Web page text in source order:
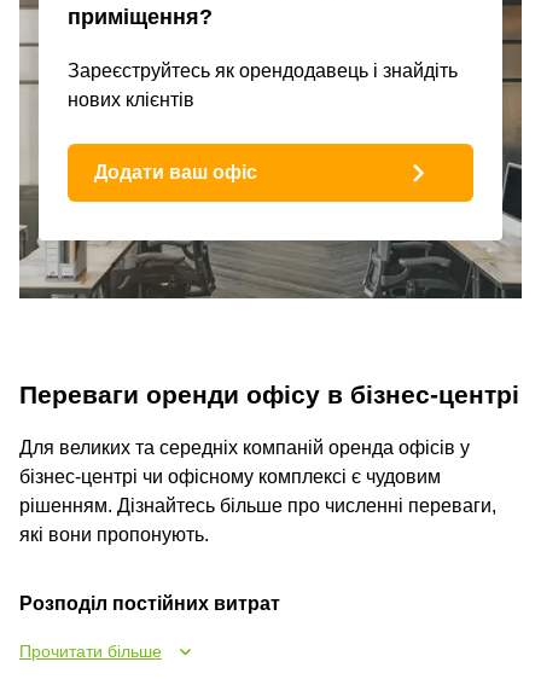
приміщення?
Зареєструйтесь як орендодавець і знайдіть
нових клієнтів
Додати ваш офіс
Переваги оренди офісу в бізнес-центрі
Для великих та середніх компаній оренда офісів у
бізнес-центрі чи офісному комплексі є чудовим
рішенням. Дізнайтесь більше про численні переваги,
які вони пропонують.
Розподіл постійних витрат
Прочитати більше